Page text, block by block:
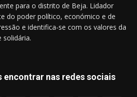
para o distrito de Beja. Lidador
do poder político, económico e de
e identifica-se com os valores da
solidária.
encontrar nas redes sociais